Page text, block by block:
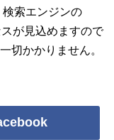
索エンジンの
が見込めますので
切かかりません。